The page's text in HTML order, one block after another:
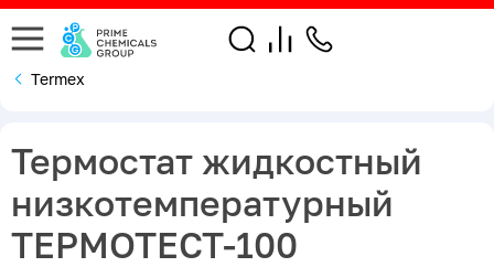
Termex
Термостат жидкостный
низкотемпературный
ТЕРМОТЕСТ-100